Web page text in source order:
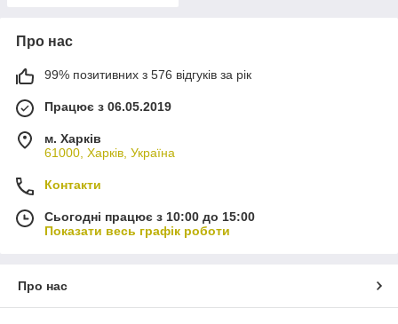
Про нас
99% позитивних з 576 відгуків за рік
Працює з 06.05.2019
м. Харків
61000, Харків, Україна
Контакти
Сьогодні працює з 10:00 до 15:00
Показати весь графік роботи
Про нас